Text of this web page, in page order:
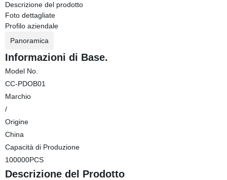
Descrizione del prodotto
Foto dettagliate
Profilo aziendale
Panoramica
Informazioni di Base.
Model No.
CC-PDOB01
Marchio
/
Origine
China
Capacità di Produzione
100000PCS
Descrizione del Prodotto